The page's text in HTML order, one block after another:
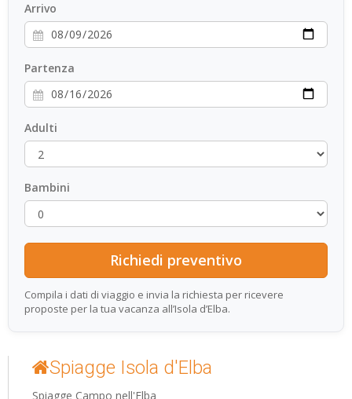
Arrivo
Partenza
Adulti
Bambini
Compila i dati di viaggio e invia la richiesta per ricevere
proposte per la tua vacanza all’Isola d’Elba.
Spiagge Isola d'Elba
Spiagge Campo nell'Elba